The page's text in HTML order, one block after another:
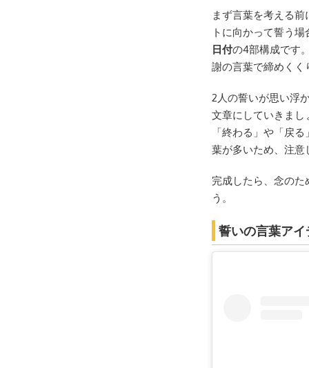
まず言葉を考える
トに向かって誓う
日付の4部構成です
謝の言葉で締めくく
2人の誓いが思い浮
文章にしていきま
「終わる」や「戻
葉が多いため、注意
完成したら、念の
う。
誓いの言葉アイ